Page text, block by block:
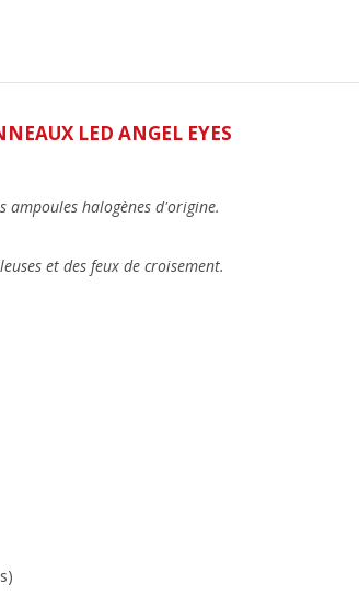
LED ANGEL EYES
ampoules halogènes d'origine.
et des feux de croisement.